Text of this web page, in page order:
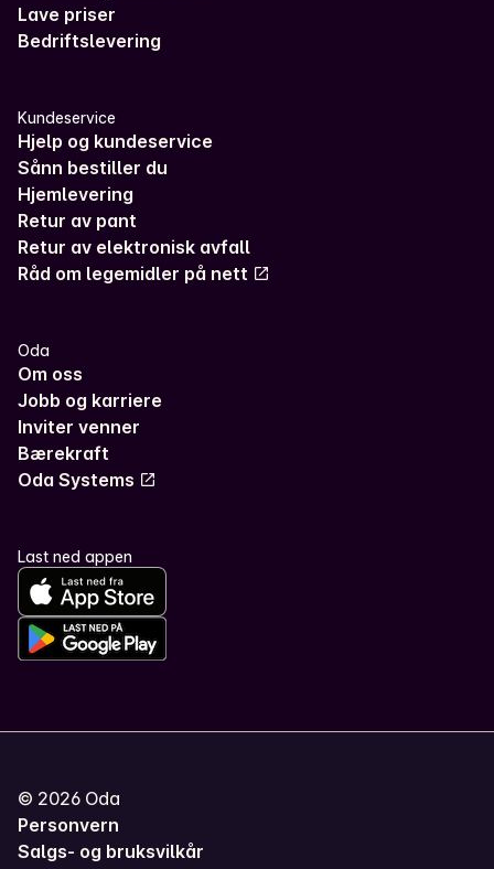
Lave priser
Bedriftslevering
Kundeservice
Hjelp og kundeservice
Sånn bestiller du
Hjemlevering
Retur av pant
Retur av elektronisk avfall
Råd om legemidler på nett
Oda
Om oss
Jobb og karriere
Inviter venner
Bærekraft
Oda Systems
Last ned appen
© 2026 Oda
Personvern
Salgs- og bruksvilkår